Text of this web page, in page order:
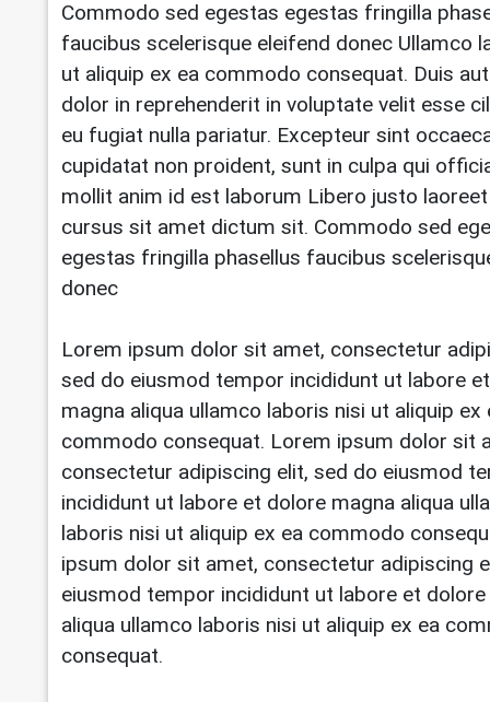
Commodo sed egestas egestas fringilla
faucibus scelerisque eleifend donec Ullamco
ut aliquip ex ea commodo consequat. Duis
dolor in reprehenderit in voluptate velit esse
eu fugiat nulla pariatur. Excepteur sint
cupidatat non proident, sunt in culpa qui
mollit anim id est laborum Libero justo
cursus sit amet dictum sit. Commodo sed
egestas fringilla phasellus faucibus
donec
Lorem ipsum dolor sit amet, consectetur
sed do eiusmod tempor incididunt ut labore
magna aliqua ullamco laboris nisi ut aliquip ex
commodo consequat. Lorem ipsum dolor sit
consectetur adipiscing elit, sed do eiusmod
incididunt ut labore et dolore magna aliqua
laboris nisi ut aliquip ex ea commodo
ipsum dolor sit amet, consectetur adipiscing
eiusmod tempor incididunt ut labore et
aliqua ullamco laboris nisi ut aliquip ex ea
consequat.